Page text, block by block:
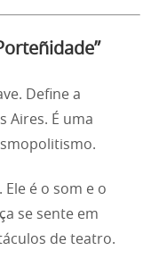
Define a
Aires. É uma
é o som e o
se sente em
de teatro.